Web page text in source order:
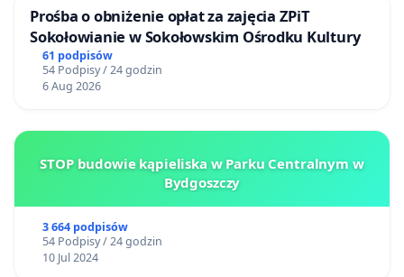
Prośba o obniżenie opłat za zajęcia ZPiT
Sokołowianie w Sokołowskim Ośrodku Kultury
61 podpisów
54 Podpisy / 24 godzin
6 Aug 2026
STOP budowie kąpieliska w Parku Centralnym w
Bydgoszczy
3 664 podpisów
54 Podpisy / 24 godzin
10 Jul 2024